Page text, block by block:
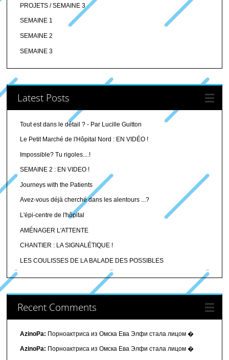
PROJETS / SEMAINE 3
SEMAINE 1
SEMAINE 2
SEMAINE 3
Latest Posts
Tout est dans le détail ? - Par Lucille Guitton
Le Petit Marché de l'Hôpital Nord : EN VIDÉO !
Impossible? Tu rigoles....!
SEMAINE 2 : EN VIDEO !
Journeys with the Patients
Avez-vous déjà cherché dans les alentours ...?
L'épi-centre de l'hôpital
AMÉNAGER L'ATTENTE
CHANTIER : LA SIGNALÉTIQUE !
LES COULISSES DE LA BALADE DES POSSIBLES
Recent Comments
AzinoPa: Порноактриса из Омска Ева Элфи стала лицом �
AzinoPa: Порноактриса из Омска Ева Элфи стала лицом �